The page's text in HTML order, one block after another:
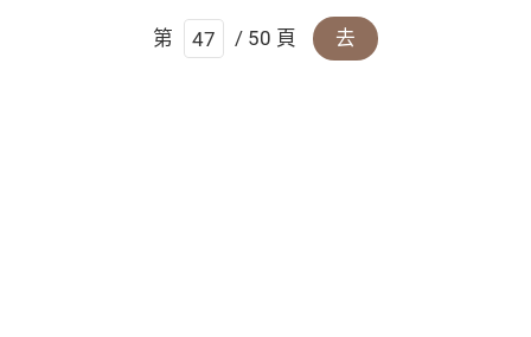
第 / 50 頁 去